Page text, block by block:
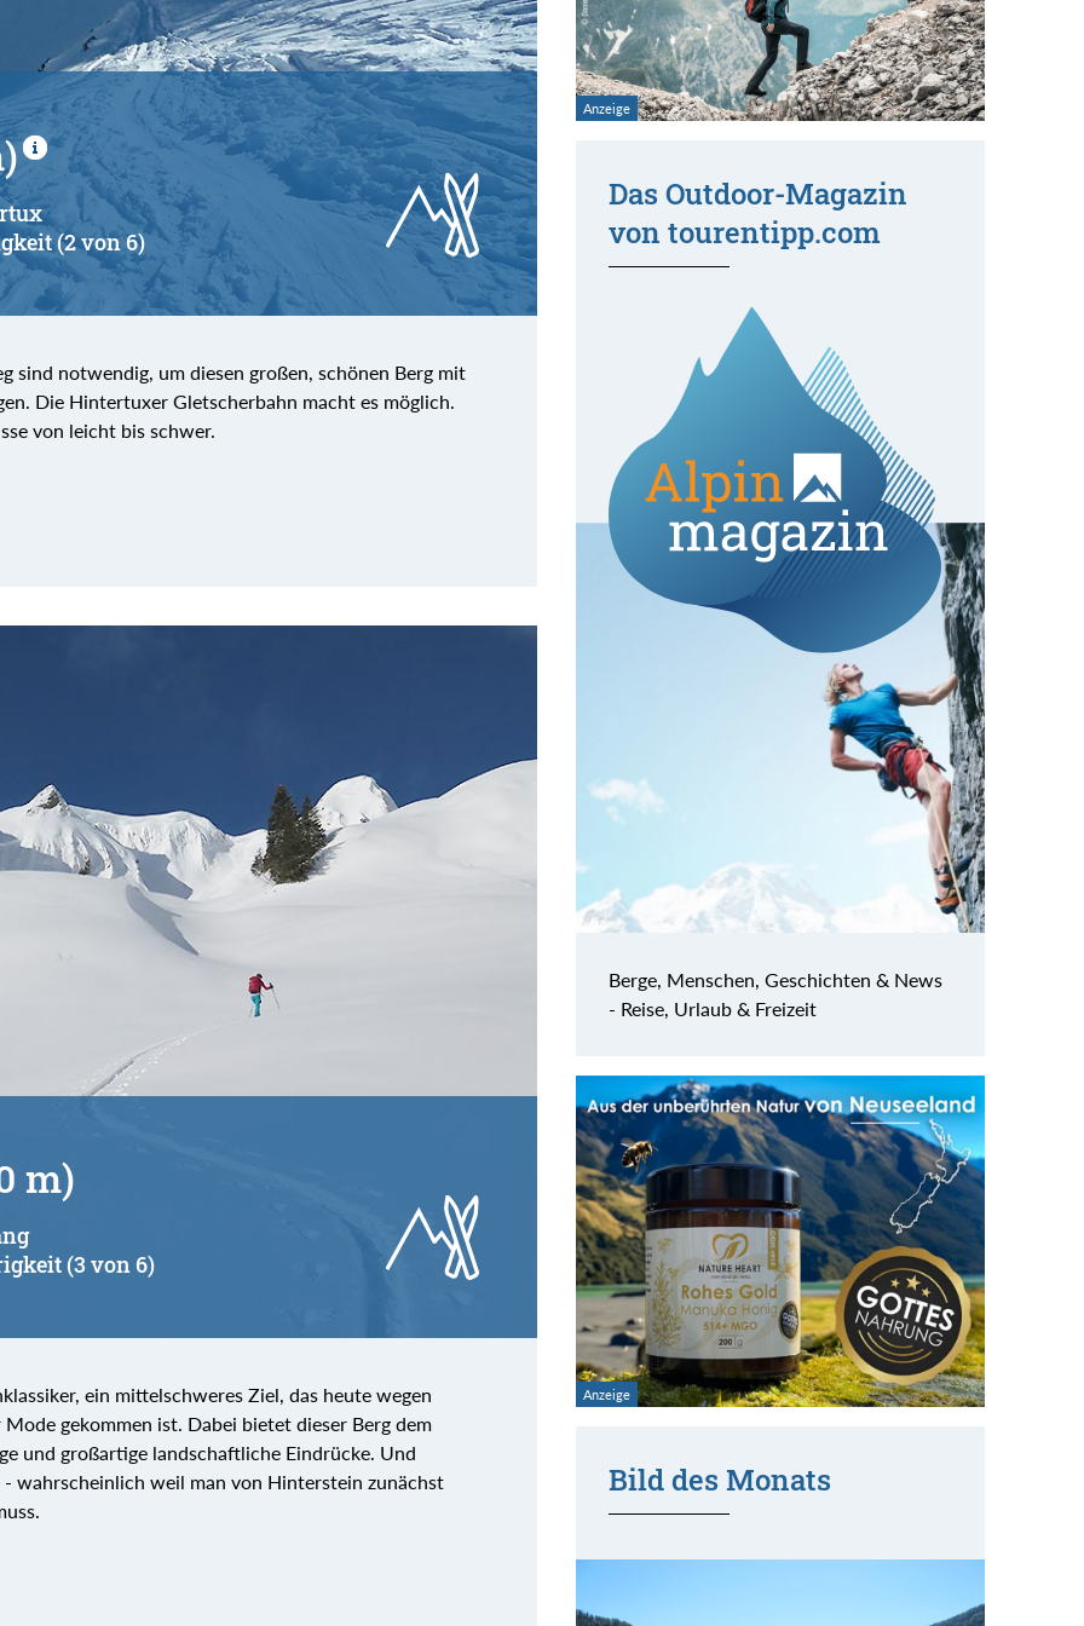
(2 von 6)
sind notwendig, um diesen großen, schönen Berg mit
Die Hintertuxer Gletscherbahn macht es möglich.
von leicht bis schwer.
m)
(3 von 6)
ein mittelschweres Ziel, das heute wegen
gekommen ist. Dabei bietet dieser Berg dem
und großartige landschaftliche Eindrücke. Und
wahrscheinlich weil man von Hinterstein zunächst
Das Outdoor-Magazin
von tourentipp.com
Berge, Menschen, Geschichten & News
- Reise, Urlaub & Freizeit
Bild des Monats